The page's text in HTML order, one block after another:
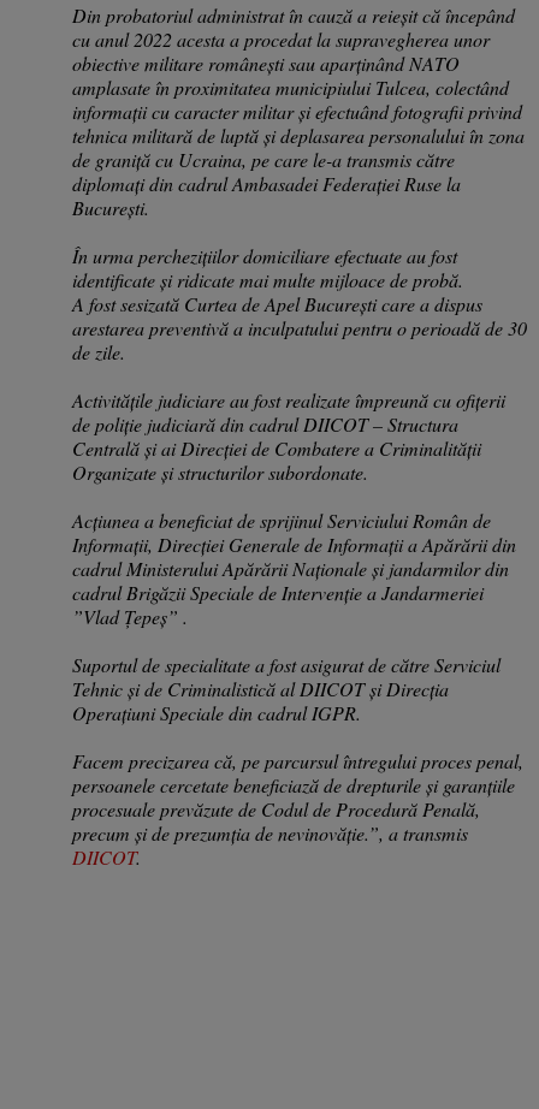
Din probatoriul administrat în cauză a reieșit că începând
cu anul 2022 acesta a procedat la supravegherea unor
obiective militare românești sau aparținând NATO
amplasate în proximitatea municipiului Tulcea, colectând
informații cu caracter militar și efectuând fotografii privind
tehnica militară de luptă și deplasarea personalului în zona
de graniță cu Ucraina, pe care le-a transmis către
diplomați din cadrul Ambasadei Federației Ruse la
București.
În urma perchezițiilor domiciliare efectuate au fost
identificate și ridicate mai multe mijloace de probă.
A fost sesizată Curtea de Apel București care a dispus
arestarea preventivă a inculpatului pentru o perioadă de 30
de zile.
Activitățile judiciare au fost realizate împreună cu ofițerii
de poliție judiciară din cadrul DIICOT – Structura
Centrală și ai Direcției de Combatere a Criminalității
Organizate și structurilor subordonate.
Acțiunea a beneficiat de sprijinul Serviciului Român de
Informații, Direcției Generale de Informații a Apărării din
cadrul Ministerului Apărării Naționale și jandarmilor din
cadrul Brigăzii Speciale de Intervenție a Jandarmeriei
”Vlad Țepeș” .
Suportul de specialitate a fost asigurat de către Serviciul
Tehnic și de Criminalistică al DIICOT și Direcția
Operațiuni Speciale din cadrul IGPR.
Facem precizarea că, pe parcursul întregului proces penal,
persoanele cercetate beneficiază de drepturile și garanțiile
procesuale prevăzute de Codul de Procedură Penală,
precum și de prezumția de nevinovăție.”, a transmis
DIICOT.